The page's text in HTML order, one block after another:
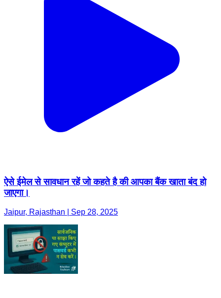
ऐसे ईमेल से सावधान रहें जो कहते है की आपका बैंक खाता बंद हो
जाएगा।
Jaipur, Rajasthan | Sep 28, 2025